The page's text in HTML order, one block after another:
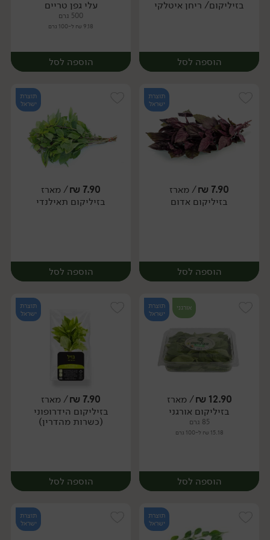
בזיליקום/ ריחן איטלקי
הוספה לסל
מארז
עלי גפן טריים
500 גרם
9.18 ₪ ל-100 גרם
הוספה לסל
מארז
תוצרת
ישראל
7.90
₪/ מארז
בזיליקום אדום
הוספה לסל
מארז
תוצרת
ישראל
7.90
₪/ מארז
בזיליקום תאילנדי
הוספה לסל
מארז
אורגני
תוצרת
ישראל
12.90
₪/ מארז
בזיליקום אורגני
85 גרם
15.18 ₪ ל-100 גרם
הוספה לסל
תוצרת
ישראל
7.90
₪/ מארז
בזיליקום הידרופוני
(כשרות מהדרין)
הוספה לסל
תוצרת
ישראל
תוצרת
ישראל